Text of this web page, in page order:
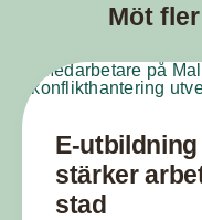
Möt
E-
stärker
stad